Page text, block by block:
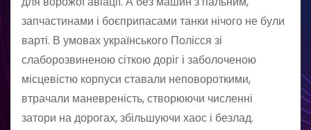
запчастинами і боєприпасами танки нічого не були
варті. В умовах українського Полісся зі
слаборозвиненою сіткою доріг і заболоченою
місцевістю корпуси ставали неповороткими,
втрачали маневреність, створюючи численні
затори на дорогах, збільшуючи хаос і безлад.